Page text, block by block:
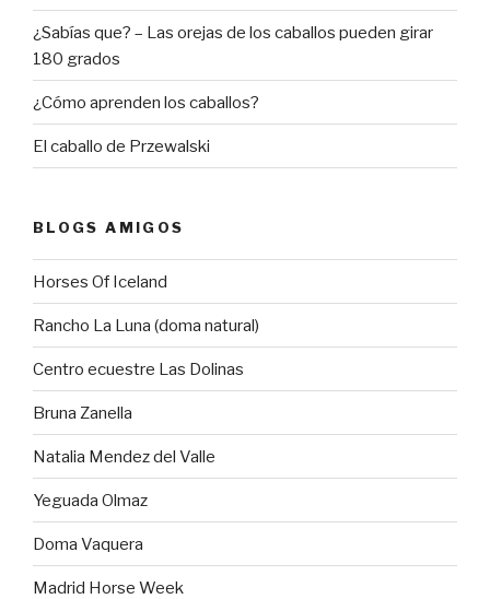
¿Sabías que? – Las orejas de los caballos pueden girar
180 grados
¿Cómo aprenden los caballos?
El caballo de Przewalski
BLOGS AMIGOS
Horses Of Iceland
Rancho La Luna (doma natural)
Centro ecuestre Las Dolinas
Bruna Zanella
Natalia Mendez del Valle
Yeguada Olmaz
Doma Vaquera
Madrid Horse Week